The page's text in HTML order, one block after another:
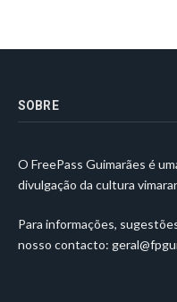
SOBRE
O FreePass Guimarães é
divulgação da cultura
Para informações,
nosso contacto: